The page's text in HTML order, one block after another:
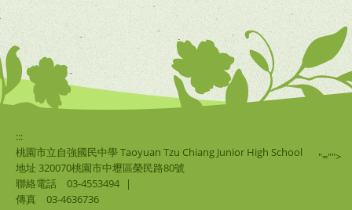
:::
桃園市立自強國民中學 Taoyuan Tzu Chiang Junior High School
地址 320070桃園市中壢區榮民路80號
聯絡電話
03-4553494
|
傳真
03-4636736
"="">